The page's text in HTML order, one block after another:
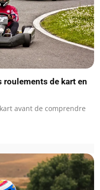
de kart en
avant de comprendre